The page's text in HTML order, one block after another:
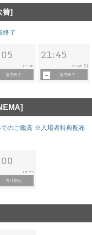
替]
終了
~17:00
販売終了
21:45
~ 23:40 [L]
販売終了
のご鑑賞 ※入場者特典配布
~18:55
売り切れ